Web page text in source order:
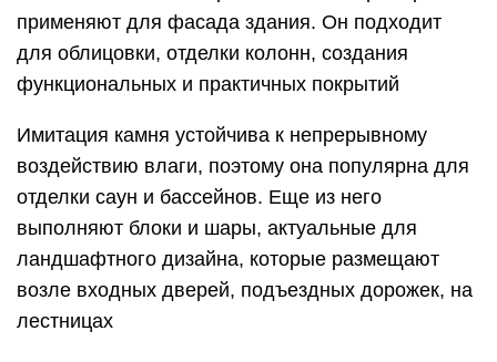
применяют для фасада здания. Он подходит
для облицовки, отделки колонн, создания
функциональных и практичных покрытий
Имитация камня устойчива к непрерывному
воздействию влаги, поэтому она популярна для
отделки саун и бассейнов. Еще из него
выполняют блоки и шары, актуальные для
ландшафтного дизайна, которые размещают
возле входных дверей, подъездных дорожек, на
лестницах